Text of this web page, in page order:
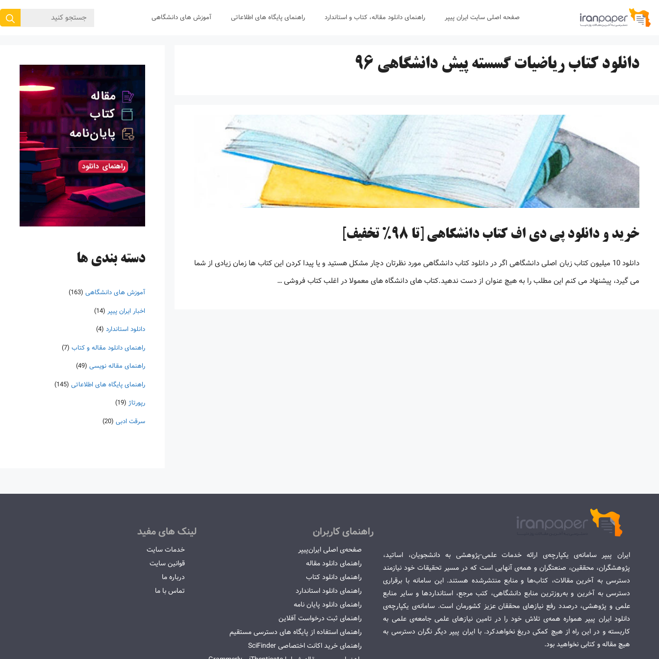
پرش
صفحه اصلی سایت ایران پیپر راهنمای دانلود مقاله، کتاب و استاندارد راهنمای پایگاه های اطلاعاتی آموزش های دانشگاهی
جستجوی
دانلود کتاب ریاضیات گسسته پیش دانشگاهی 96
خرید و دانلود پی دی اف کتاب دانشگاهی [تا 98% تخفیف]
دانلود 10 میلیون کتاب زبان اصلی دانشگاهی اگر در دانلود کتاب دانشگاهی مورد نظرتان دچار مشکل هستید و یا پیدا کردن این کتاب ها زمان زیادی از شما
می گیرد، پیشنهاد می کنم این مطلب را به هیچ عنوان از دست ندهید.کتاب های دانشگاه های معمولا در اغلب کتاب فروشی …
دسته‌ بندی ها
آموزش های دانشگاهی (163)
اخبار ایران پیپر (14)
دانلود استاندارد (4)
راهنمای دانلود مقاله و کتاب (7)
راهنمای مقاله نویسی (49)
راهنمای پایگاه های اطلاعاتی (145)
رپورتاژ (19)
سرقت ادبی (20)
ایران پیپر سامانه‌ی یکپارچه‌ی ارائه خدمات علمی-پژوهشی به دانشجویان، اساتید،
پژوهشگران، محققین، صنعتگران و همه‌ی آنهایی است که در مسیر تحقیقات خود نیازمند
دسترسی به آخرین مقالات، کتاب‌ها و منابع منتشرشده هستند. این سامانه با برقراری
دسترسی به آخرین و به‌روزترین منابع دانشگاهی، کتب مرجع، استانداردها و سایر منابع
علمی و پژوهشی، درصدد رفع نیازهای محققان عزیز کشورمان است. سامانه‌ی یکپارچه‌ی
دانلود ایران پیپر همواره همه‌ی تلاش خود را در تامین نیازهای علمی جامعه‌ی علمی به
کاربسته و در این راه از هیچ کمکی دریغ نخواهدکرد. با ایران پیپر دیگر نگران دسترسی به
هیچ مقاله و کتابی نخواهید بود.
راهنمای کاربران
صفحه‌ی اصلی ایران‌پیپر
راهنمای دانلود مقاله
راهنمای دانلود کتاب
راهنمای دانلود استاندارد
راهنمای دانلود پایان نامه
راهنمای ثبت درخواست آفلاین
راهنمای استفاده از پایگاه های دسترسی مستقیم
راهنمای خرید اکانت اختصاصی SciFinder
لینک های مفید
خدمات سایت
قوانین سایت
درباره ما
تماس با ما